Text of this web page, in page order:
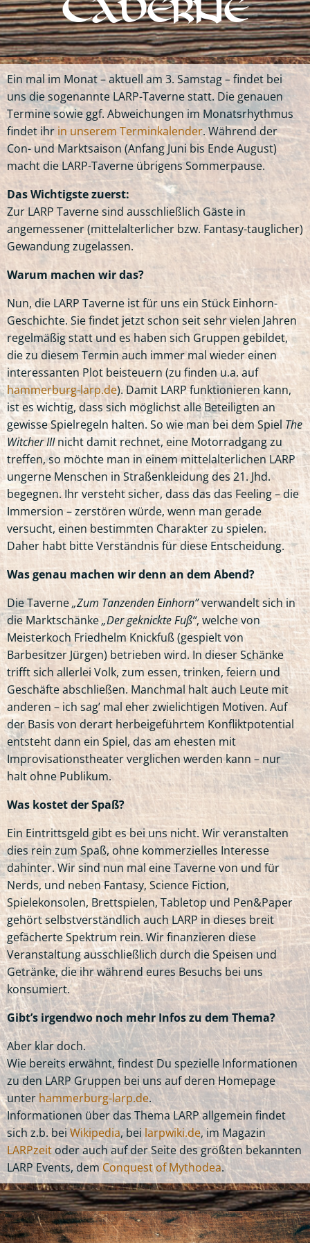
Ein mal im Monat – aktuell am 3. Samstag – findet bei
uns die sogenannte LARP-Taverne statt. Die genauen
Termine sowie ggf. Abweichungen im Monatsrhythmus
findet ihr in unserem Terminkalender. Während der
Con- und Marktsaison (Anfang Juni bis Ende August)
macht die LARP-Taverne übrigens Sommerpause.
Das Wichtigste zuerst:
Zur LARP Taverne sind ausschließlich Gäste in
angemessener (mittelalterlicher bzw. Fantasy-tauglicher)
Gewandung zugelassen.
Warum machen wir das?
Nun, die LARP Taverne ist für uns ein Stück Einhorn-
Geschichte. Sie findet jetzt schon seit sehr vielen Jahren
regelmäßig statt und es haben sich Gruppen gebildet,
die zu diesem Termin auch immer mal wieder einen
interessanten Plot beisteuern (zu finden u.a. auf
hammerburg-larp.de). Damit LARP funktionieren kann,
ist es wichtig, dass sich möglichst alle Beteiligten an
gewisse Spielregeln halten. So wie man bei dem Spiel The
Witcher IIInicht damit rechnet, eine Motorradgang zu
treffen, so möchte man in einem mittelalterlichen LARP
ungerne Menschen in Straßenkleidung des 21. Jhd.
begegnen. Ihr versteht sicher, dass das das Feeling – die
Immersion – zerstören würde, wenn man gerade
versucht, einen bestimmten Charakter zu spielen.
Daher habt bitte Verständnis für diese Entscheidung.
Was genau machen wir denn an dem Abend?
Die Taverne„Zum Tanzenden Einhorn”verwandelt sich in
die Marktschänke„Der geknickte Fuß“, welche von
Meisterkoch Friedhelm Knickfuß (gespielt von
Barbesitzer Jürgen) betrieben wird. In dieser Schänke
trifft sich allerlei Volk, zum essen, trinken, feiern und
Geschäfte abschließen. Manchmal halt auch Leute mit
anderen – ich sag’ mal eher zwielichtigen Motiven. Auf
der Basis von derart herbeigeführtem Konfliktpotential
entsteht dann ein Spiel, das am ehesten mit
Improvisationstheater verglichen werden kann – nur
halt ohne Publikum.
Was kostet der Spaß?
Ein Eintrittsgeld gibt es bei uns nicht. Wir veranstalten
dies rein zum Spaß, ohne kommerzielles Interesse
dahinter. Wir sind nun mal eine Taverne von und für
Nerds, und neben Fantasy, Science Fiction,
Spielekonsolen, Brettspielen, Tabletop und Pen&Paper
gehört selbstverständlich auch LARP in dieses breit
gefächerte Spektrum rein. Wir finanzieren diese
Veranstaltung ausschließlich durch die Speisen und
Getränke, die ihr während eures Besuchs bei uns
konsumiert.
Gibt’s irgendwo noch mehr Infos zu dem Thema?
Aber klar doch.
Wie bereits erwähnt, findest Du spezielle Informationen
zu den LARP Gruppen bei uns auf deren Homepage
unter hammerburg-larp.de.
Informationen über das Thema LARP allgemein findet
sich z.b. beiWikipedia, beilarpwiki.de, im Magazin
LARPzeitoder auch auf der Seite des größten bekannten
LARP Events, demConquest of Mythodea.